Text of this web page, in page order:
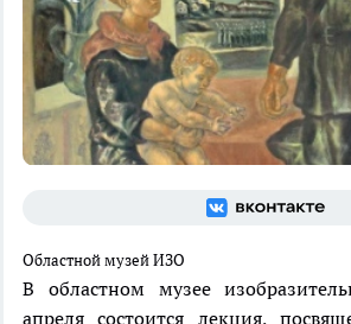
Областной музей ИЗО
В областном музее
апреля состоится лекция,